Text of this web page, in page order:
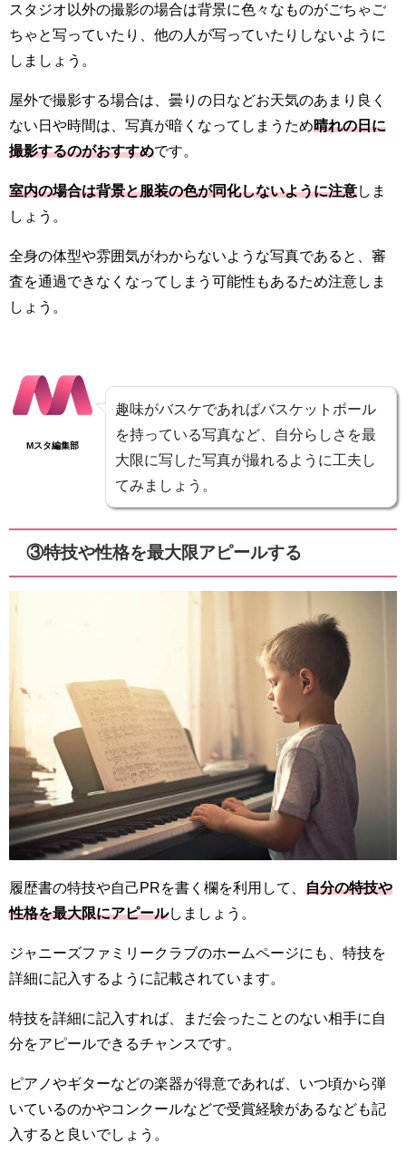
スタジオ以外の撮影の場合は背景に色々なものがごちゃご
ちゃと写っていたり、他の人が写っていたりしないように
しましょう。
屋外で撮影する場合は、曇りの日などお天気のあまり良く
ない日や時間は、写真が暗くなってしまうため晴れの日に
撮影するのがおすすめです。
室内の場合は背景と服装の色が同化しないように注意しま
しょう。
全身の体型や雰囲気がわからないような写真であると、審
査を通過できなくなってしまう可能性もあるため注意しま
しょう。
Mスタ編集部
趣味がバスケであればバスケットボール
を持っている写真など、自分らしさを最
大限に写した写真が撮れるように工夫し
てみましょう。
③特技や性格を最大限アピールする
履歴書の特技や自己PRを書く欄を利用して、 自分の特技や
性格を最大限にアピールしましょう。
ジャニーズファミリークラブのホームページにも、特技を
詳細に記入するように記載されています。
特技を詳細に記入すれば、まだ会ったことのない相手に自
分をアピールできるチャンスです。
ピアノやギターなどの楽器が得意であれば、いつ頃から弾
いているのかやコンクールなどで受賞経験があるなども記
入すると良いでしょう。